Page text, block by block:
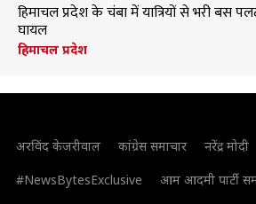
हिमाचल प्रदेश के चंबा में यात्रियों से भरी बस
घायल
हिमाचल प्रदेश
अरविंद केजरीवाल कांग्रेस समाचार नरेंद्र मोदी
#NewsBytesExclusive
आम आदमी पार्टी